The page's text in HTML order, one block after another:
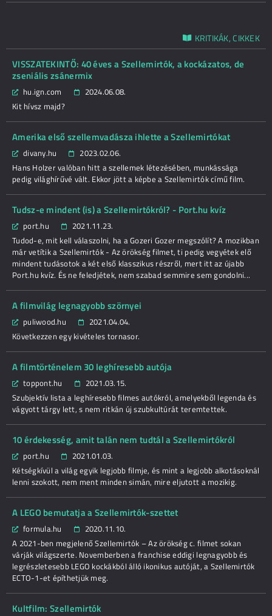
KRITIKÁK, CIKKEK
VISSZATEKINTŐ: 40 éves a Szellemirtók, a kockázatos, de
zseniális zsánermix
hu.ign.com
2024.06.08.
Kit hívsz majd?
Amerika első szellemvadásza ihlette a Szellemirtókat
divany.hu
2023.02.06.
Hans Holzer valóban hitt a szellemek létezésében, munkássága
pedig világhírűvé vált. Ekkor jött a képbe a Szellemirtók című film.
Tudsz-e mindent (is) a Szellemirtókról? - Port.hu kvíz
port.hu
2021.11.23.
Tudod-e, mit kell válaszolni, ha a Gozeri Gozer megszólít? A mozikban
már vetítik a Szellemirtók - Az örökség filmet, ti pedig vegyétek elő
mindent tudásotok a két első klasszikus részről, mert itt az újabb
Port.hu kvíz. És ne feledjétek, nem szabad semmire sem gondolni...
A filmvilág legnagyobb szörnyei
puliwood.hu
2021.04.04.
Következzen egy kivételes tornasor.
A filmtörténelem 30 leghíresebb autója
toppont.hu
2021.03.15.
Szubjektív lista a leghíresebb filmes autókról, amelyekből legenda és
vágyott tárgy lett, s nem ritkán új szubkultúrát teremtettek.
10 érdekesség, amit talán nem tudtál a Szellemirtókról
port.hu
2021.01.03.
Kétségkívül a világ egyik legjobb filmje, és mint a legjobb alkotásoknál
lenni szokott, nem ment minden simán, mire eljutott a mozikig.
A LEGO bemutatja a Szellemirtók-szettet
formula.hu
2020.11.10.
A 2021-ben megjelenő Szellemirtók – Az örökség c. filmet sokan
várják világszerte. Novemberben a franchise eddigi legnagyobb és
legrészletesebb LEGO kockákból álló ikonikus autóját, a Szellemirtók
ECTO-1-et építhetjük meg.
Kultfilm: Szellemirtók